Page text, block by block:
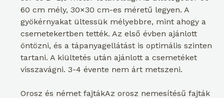
60 cm mély, 30×30 cm-es méretű legyen. A
gyökérnyakat ültessük mélyebbre, mint ahogy a
csemetekertben tették. Az első évben ajánlott
öntözni, és a tápanyagellátást is optimális szinten
tartani. A kiültetés után ajánlott a csemetéket
visszavágni. 3-4 évente nem árt metszeni.
Orosz és német fajtákAz orosz nemesítésű fajták